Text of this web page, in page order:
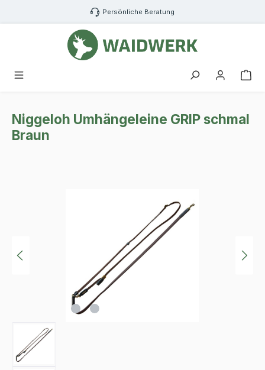
Zum Hauptinhalt springen Persönliche Beratung
Niggeloh Umhängeleine GRIP schmal
Braun